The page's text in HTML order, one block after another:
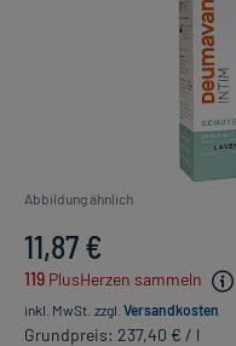
Abbildung ähnlich
11,87 €
119 PlusHerzen sammeln
inkl. MwSt. zzgl. Versandkosten
Grundpreis: 237,40 € / l